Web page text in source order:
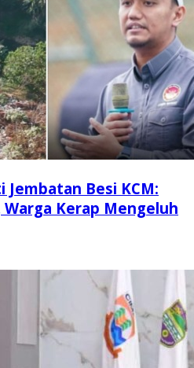
Jembatan Besi KCM:
Kerap Mengeluh